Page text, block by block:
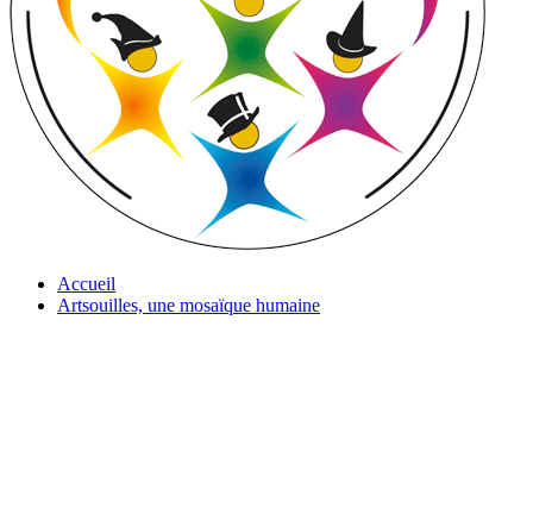
Accueil
Artsouilles, une mosaïque humaine